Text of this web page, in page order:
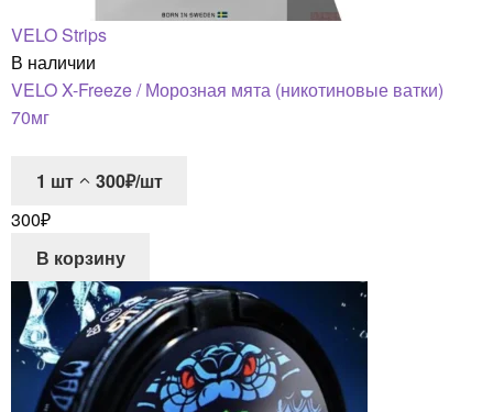
VELO Strips
В наличии
VELO X-Freeze / Морозная мята (никотиновые ватки)
70мг
1 шт
300₽/шт
300₽
В корзину